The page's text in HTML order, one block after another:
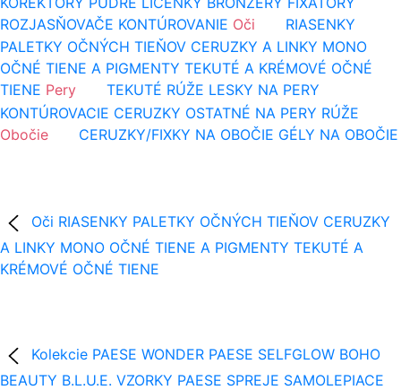
ROZJASŇOVAČE KONTÚROVANIE Oči
RIASENKY
PALETKY OČNÝCH TIEŇOV CERUZKY A LINKY MONO
OČNÉ TIENE A PIGMENTY TEKUTÉ A KRÉMOVÉ OČNÉ
TIENE Pery TEKUTÉ RÚŽE LESKY NA PERY
KONTÚROVACIE CERUZKY OSTATNÉ NA PERY RÚŽE
Obočie
CERUZKY/FIXKY NA OBOČIE GÉLY NA OBOČIE
Oči RIASENKY PALETKY OČNÝCH TIEŇOV CERUZKY
A LINKY MONO OČNÉ TIENE A PIGMENTY TEKUTÉ A
KRÉMOVÉ OČNÉ TIENE
Kolekcie PAESE WONDER PAESE SELFGLOW BOHO
BEAUTY B.L.U.E. VZORKY PAESE SPREJE SAMOLEPIACE